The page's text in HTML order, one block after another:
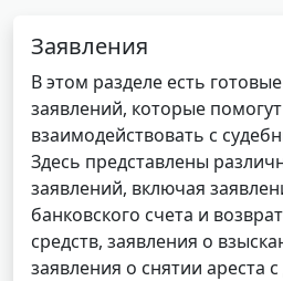
Заявления
В этом разделе есть
заявлений, которые
взаимодействовать с
Здесь представлены
заявлений, включая
банковского счета и
средств, заявления о
заявления о снятии ареста